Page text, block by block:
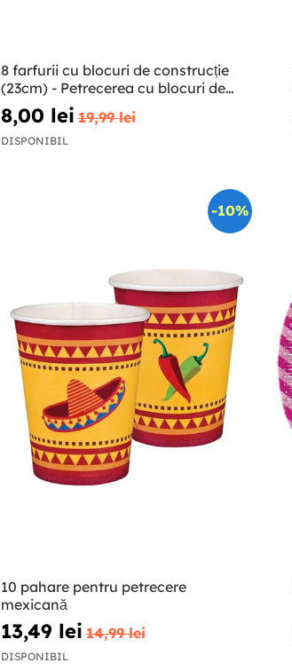
8 farfurii cu blocuri de construcție
(23cm) - Petrecerea cu blocuri de
construcție
8,00 lei 19,99 lei
DISPONIBIL
-10%
10 pahare pentru petrecere
mexicană
13,49 lei 14,99 lei
DISPONIBIL